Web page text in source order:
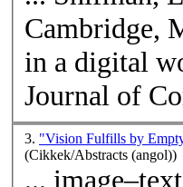
Cambridge,
in a digital
Journal of
3. "Vision Fulfills by
(Cikkek/Abstracts (angol))
...